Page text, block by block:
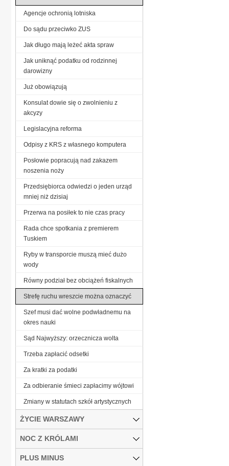
Agencje ochronią lotniska
Do sądu przeciwko ZUS
Jak długo mają leżeć akta spraw
Jak uniknąć podatku od rodzinnej
darowizny
Już obowiązują
Konsulat dowie się o zwolnieniu z
akcyzy
Legislacyjna reforma
Odpisy z KRS z własnego komputera
Posłowie popracują nad zakazem
noszenia noży
Przedsiębiorca odwiedzi o jeden urząd
mniej niż dzisiaj
Przerwa na posiłek to nie czas pracy
Rada chce spotkania z premierem
Tuskiem
Ryby w transporcie muszą mieć dużo
wody
Równy podział bez obciążeń fiskalnych
Strefę ruchu wreszcie można oznaczyć
Szef musi dać wolne podwładnemu na
okres nauki
Sąd Najwyższy: orzecznicza wolta
Trzeba zapłacić odsetki
Za kratki za podatki
Za odbieranie śmieci zapłacimy wójtowi
Zmiany w statutach szkół artystycznych
ŻYCIE WARSZAWY
NOC Z KRÓLAMI
PLUS MINUS